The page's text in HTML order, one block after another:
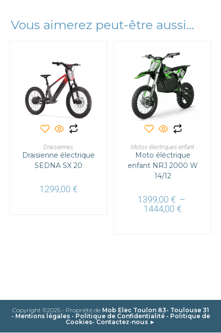
Vous aimerez peut-être aussi…
CHOIX DES OPTIONS
variations.
Les
options
Draisiennes
Draisienne électrique
SEDNA SX 20
1299,00 €
CHOIX DES OPTIONSplusieurs
variations.
Les
options
Motos électriques enfant
Moto éléctrique
enfant NRJ 2000 W
14/12
1399,00 € –
1444,00 €Plage
de
Copyright ©2025 - Propriété de Mob Elec Toulon 83- Toulouse 31
- Mentions légales- Politique de Confidentialité- Politique de
Cookies-Contactez-nous ►